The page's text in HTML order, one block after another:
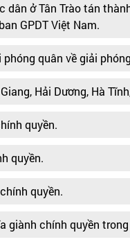
dân ở Tân Trào tán
GPDT Việt Nam.
quân về giải
Hải Dương, Hà
quyền.
quyền.
quyền.
giành chính quyền